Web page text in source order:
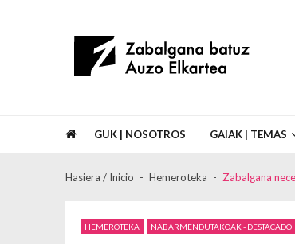
Asociación de Vecinos
GUK | NOSOTROS GAIAK | TEMAS
Hasiera / Inicio Hemeroteka Zabalgana
HEMEROTEKA NABARMENDUTAKOAK - DESTACADO